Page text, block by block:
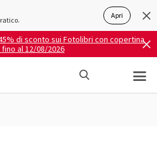
Apri
di sconto sui Fotolibri con copertina
al 12/08/2026